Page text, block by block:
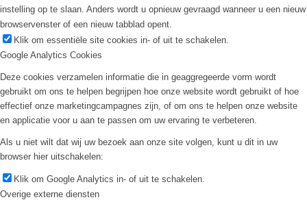
instelling op te slaan. Anders wordt u opnieuw gevraagd wanneer u een nieuw
browservenster of een nieuw tabblad opent.
Klik om essentiële site cookies in- of uit te schakelen.
Google Analytics Cookies
Deze cookies verzamelen informatie die in geaggregeerde vorm wordt
gebruikt om ons te helpen begrijpen hoe onze website wordt gebruikt of hoe
effectief onze marketingcampagnes zijn, of om ons te helpen onze website
en applicatie voor u aan te passen om uw ervaring te verbeteren.
Als u niet wilt dat wij uw bezoek aan onze site volgen, kunt u dit in uw
browser hier uitschakelen:
Klik om Google Analytics in- of uit te schakelen.
Overige externe diensten